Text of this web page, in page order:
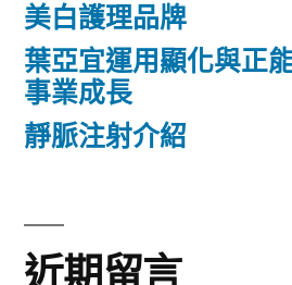
美白護理品牌
葉亞宜運用顯化與正
事業成長
靜脈注射介紹
近期留言